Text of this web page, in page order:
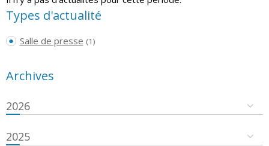
Types d'actualité
Salle de presse (1)
Archives
2026
2025